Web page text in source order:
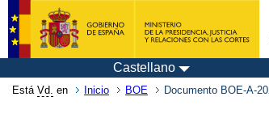
Castellano
Está Vd. en Inicio BOE Documento BOE-A-